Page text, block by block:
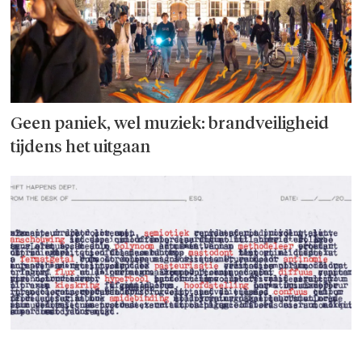
Geen paniek, wel muziek: brandveiligheid
tijdens het uitgaan